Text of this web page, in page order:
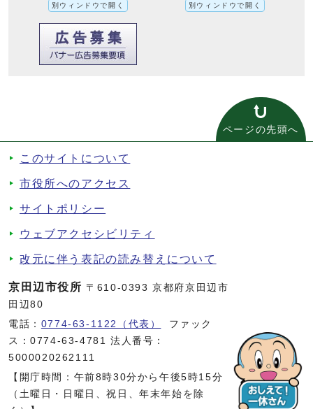
別ウィンドウで開く 別ウィンドウで開く
ページの先頭へ
このサイトについて
市役所へのアクセス
サイトポリシー
ウェブアクセシビリティ
改元に伴う表記の読み替えについて
京田辺市役所 〒610-0393 京都府京田辺市
田辺80
電話： 0774-63-1122（代表）
ファック
ス：0774-63-4781 法人番号：
5000020262111
【開庁時間：午前8時30分から午後5時15分
（土曜日・日曜日、祝日、年末年始を除